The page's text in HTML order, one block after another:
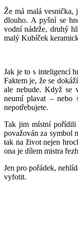
Že má malá vesnička,
dlouho. A pyšní se
vodní nádrže, druhý
malý Kubíček
Jak je to s inteligencí
Faktem je, že se
ale nebude. Když se
neumí plavat – nebo
nepotřebujete.
Tak jim místní pořídili
považován za symbol
tak na život nejen
ona je dílem mistra
Jen pro pořádek,
vyfotit.